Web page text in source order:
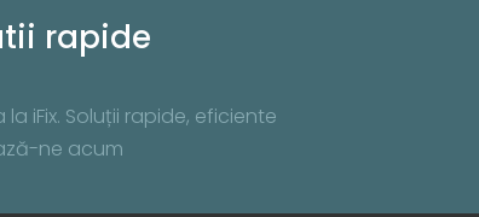
rapide
iFix. Soluții rapide, eficiente
ne acum